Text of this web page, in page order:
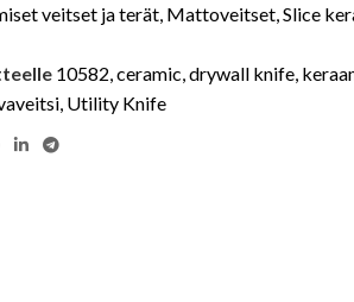
veitset ja terät, Mattoveitset,Slice
10582,ceramic,drywall knife,
, Utility Knife